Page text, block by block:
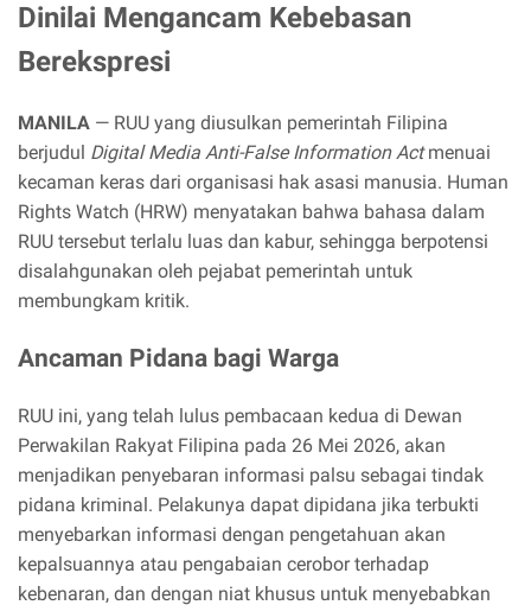
Dinilai Mengancam Kebebasan
Berekspresi
MANILA — RUU yang diusulkan pemerintah Filipina
berjudul Digital Media Anti-False Information Actmenuai
kecaman keras dari organisasi hak asasi manusia. Human
Rights Watch (HRW) menyatakan bahwa bahasa dalam
RUU tersebut terlalu luas dan kabur, sehingga berpotensi
disalahgunakan oleh pejabat pemerintah untuk
membungkam kritik.
Ancaman Pidana bagi Warga
RUU ini, yang telah lulus pembacaan kedua di Dewan
Perwakilan Rakyat Filipina pada 26 Mei 2026, akan
menjadikan penyebaran informasi palsu sebagai tindak
pidana kriminal. Pelakunya dapat dipidana jika terbukti
menyebarkan informasi dengan pengetahuan akan
kepalsuannya atau pengabaian cerobor terhadap
kebenaran, dan dengan niat khusus untuk menyebabkan